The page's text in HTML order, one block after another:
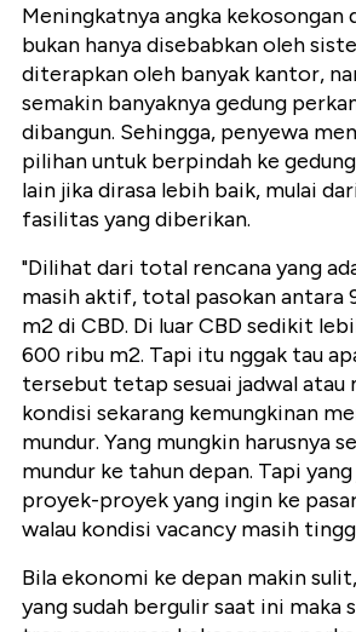
Meningkatnya angka
bukan hanya disebabkan oleh
diterapkan oleh banyak kantor,
semakin banyaknya gedung
dibangun. Sehingga, penyewa
pilihan untuk berpindah ke
lain jika dirasa lebih baik, mulai
fasilitas yang diberikan.
"Dilihat dari total rencana yang
masih aktif, total pasokan antara
m2 di CBD. Di luar CBD sedikit
600 ribu m2. Tapi itu nggak tau
tersebut tetap sesuai jadwal atau
kondisi sekarang kemungkinan
mundur. Yang mungkin harusnya
mundur ke tahun depan. Tapi
proyek-proyek yang ingin ke
walau kondisi vacancy masih
Bila ekonomi ke depan makin
yang sudah bergulir saat ini maka